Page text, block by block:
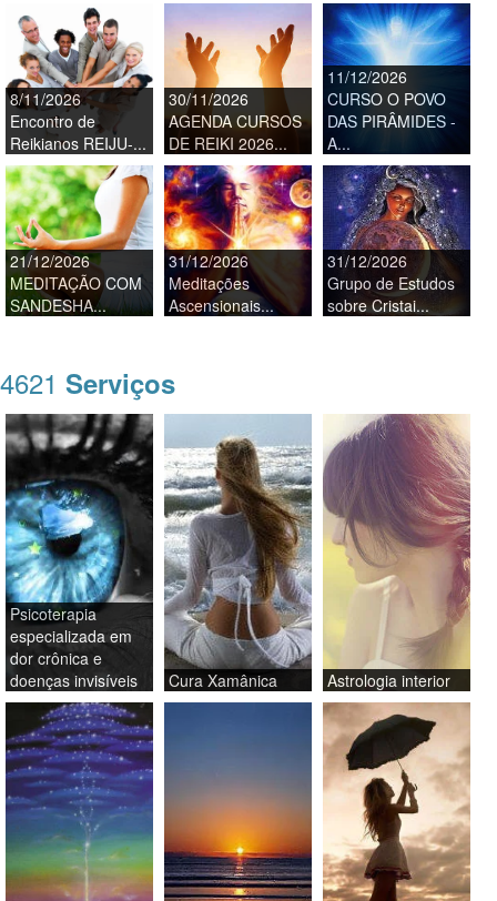
8/11/2026
Encontro de
Reikianos REIJU-...
30/11/2026
AGENDA CURSOS
DE REIKI 2026...
11/12/2026
CURSO O POVO
DAS PIRÂMIDES -
A...
21/12/2026
MEDITAÇÃO COM
SANDESHA...
31/12/2026
Meditações
Ascensionais...
31/12/2026
Grupo de Estudos
sobre Cristai...
4621 Serviços
Psicoterapia
especializada em
dor crônica e
doenças invisíveis
Cura Xamânica Astrologia interior